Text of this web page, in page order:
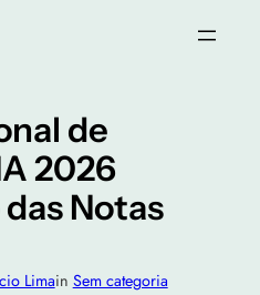
de
2026
Notas
Limain Sem categoria